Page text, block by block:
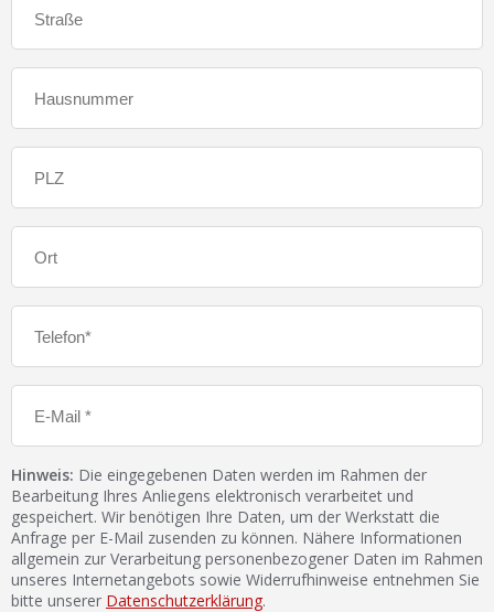
Hinweis: Die eingegebenen Daten werden im Rahmen der
Bearbeitung Ihres Anliegens elektronisch verarbeitet und
gespeichert. Wir benötigen Ihre Daten, um der Werkstatt die
Anfrage per E-Mail zusenden zu können. Nähere Informationen
allgemein zur Verarbeitung personenbezogener Daten im Rahmen
unseres Internetangebots sowie Widerrufhinweise entnehmen Sie
bitte unserer Datenschutzerklärung.